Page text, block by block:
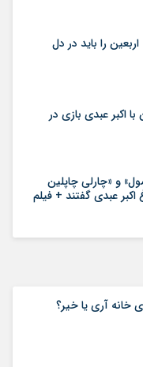
را باید در دل
اکبر عبدی بازی در
و «چارلی چاپلین
اکبر عبدی گفتند + فیلم
خانه آری یا خیر؟